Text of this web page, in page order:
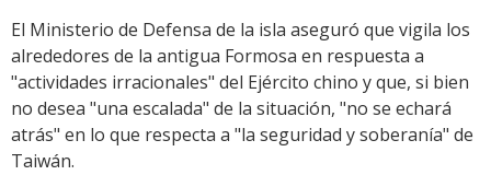
El Ministerio de Defensa de la isla aseguró que vigila los
alrededores de la antigua Formosa en respuesta a
"actividades irracionales" del Ejército chino y que, si bien
no desea "una escalada" de la situación, "no se echará
atrás" en lo que respecta a "la seguridad y soberanía" de
Taiwán.